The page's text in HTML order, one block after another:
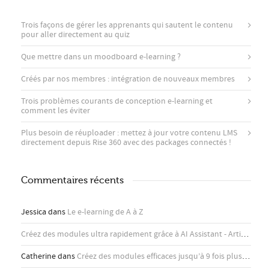
Trois façons de gérer les apprenants qui sautent le contenu
pour aller directement au quiz
Que mettre dans un moodboard e-learning ?
Créés par nos membres : intégration de nouveaux membres
Trois problèmes courants de conception e-learning et
comment les éviter
Plus besoin de réuploader : mettez à jour votre contenu LMS
directement depuis Rise 360 ​​avec des packages connectés !
Commentaires récents
Jessicadans Le e-learning de A à Z
Créez des modules ultra rapidement grâce à AI Assistant - Articulate
CatherinedansCréez des modules efficaces jusqu’à 9 fois plus rapidement avec l’assistant IA d’Articulate